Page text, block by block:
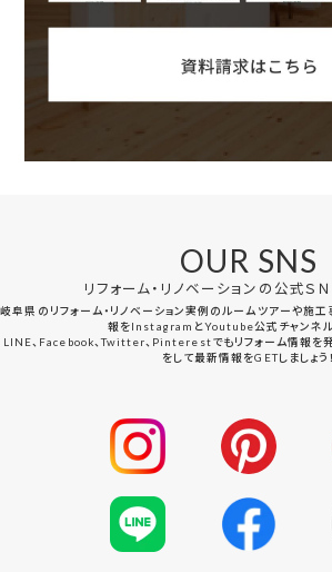
OUR SNS
リフォーム・リノベーションの公式Ｓ
岐阜県のリフォーム・リノベーション実例のルームツアーや施
報をInstagramとYoutube公式チャンネル
LINE、Facebook、Twitter、Pinterestでもリフォーム情報を
をして最新情報をGETしましょう！